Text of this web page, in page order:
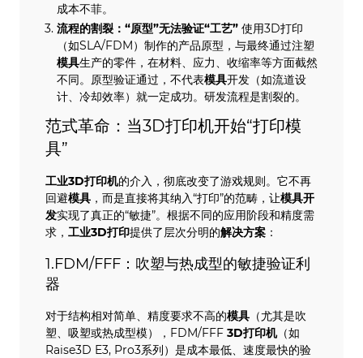
成本不菲。
流程的割裂：“原型”无法验证“工艺” 使用3D打印
（如SLA/FDM）制作的产品原型，与最终通过注塑
模具生产的零件，在材料、应力、收缩率等方面截然
不同。原型验证通过，不代表模具开发（如流道设
计、冷却效率）就一定成功。研发流程是割裂的。
范式革命：当3D打印机开始“打印模
具”
工业3D打印机的介入，彻底改变了游戏规则。它不再
回避模具 ，而是直接将其纳入“打印”的范畴，让模具开
发实现了真正的“敏捷”。根据不同的应用阶段和精度需
求， 工业3D打印提供了层次分明的解决方案 ：
1.FDM/FFF：吹塑与热成型的敏捷验证利
器
对于结构相对简单、精度要求不高的模具 （尤其是吹
塑、吸塑或热成型模），FDM/FFF 3D打印机（如
Raise3D E3, Pro3系列）是成本最低、速度最快的验